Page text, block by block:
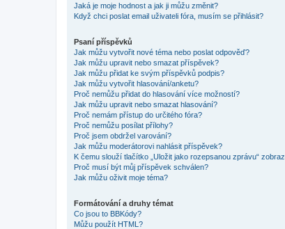
Jaká je moje hodnost a jak ji můžu změnit?
Když chci poslat email uživateli fóra, musím se přihlásit?
Psaní příspěvků
Jak můžu vytvořit nové téma nebo poslat odpověď?
Jak můžu upravit nebo smazat příspěvek?
Jak můžu přidat ke svým příspěvků podpis?
Jak můžu vytvořit hlasování/anketu?
Proč nemůžu přidat do hlasování více možností?
Jak můžu upravit nebo smazat hlasování?
Proč nemám přístup do určitého fóra?
Proč nemůžu posílat přílohy?
Proč jsem obdržel varování?
Jak můžu moderátorovi nahlásit příspěvek?
K čemu slouží tlačítko „Uložit jako rozepsanou zprávu“
Proč musí být můj příspěvek schválen?
Jak můžu oživit moje téma?
Formátování a druhy témat
Co jsou to BBKódy?
Můžu použít HTML?